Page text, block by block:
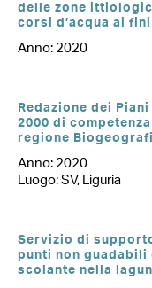
delle zone
corsi d’acqua ai
Anno: 2020
Redazione dei
2000 di
regione
Anno: 2020
Luogo: SV, Liguria
Servizio di
punti non guadabili
scolante nella